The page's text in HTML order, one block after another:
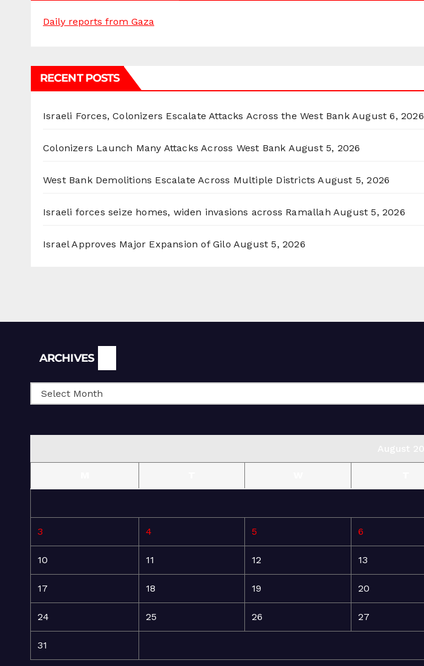
Daily reports from Gaza
RECENT POSTS
Israeli Forces, Colonizers Escalate Attacks Across the West Bank August 6, 2026
Colonizers Launch Many Attacks Across West Bank August 5, 2026
West Bank Demolitions Escalate Across Multiple Districts August 5, 2026
Israeli forces seize homes, widen invasions across Ramallah August 5, 2026
Israel Approves Major Expansion of Gilo August 5, 2026
ARCHIVES
3 4 5 6
10 11 12 13
17 18 19 20
24 25 26 27
31